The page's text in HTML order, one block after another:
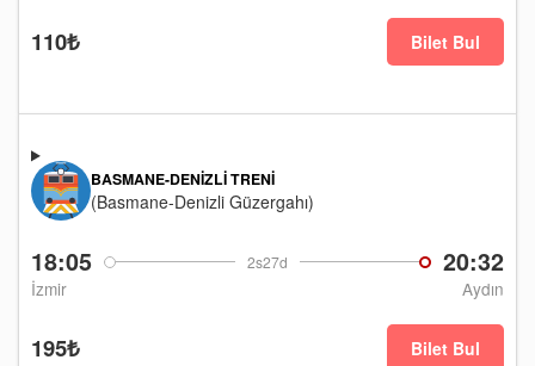
110₺ Bilet Bul
18:05 2s27d 20:32
İzmir Aydın
BASMANE-DENIZLI TRENI
(Basmane-Denizli Güzergahı)
195₺ Bilet Bul